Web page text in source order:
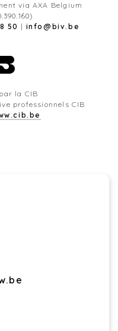
via AXA Belgium
50 | info@biv.be
la CIB
professionnels CIB